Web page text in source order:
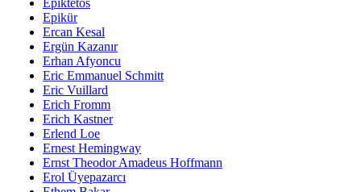
Epiktetos
Epikür
Ercan Kesal
Ergün Kazanır
Erhan Afyoncu
Eric Emmanuel Schmitt
Eric Vuillard
Erich Fromm
Erich Kastner
Erlend Loe
Ernest Hemingway
Ernst Theodor Amadeus Hoffmann
Erol Üyepazarcı